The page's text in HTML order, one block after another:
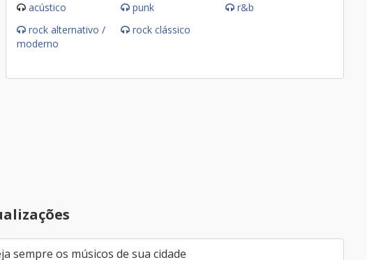
acústico punk
r&b
rock alternativo /
moderno
rock clássico
sempre os músicos de sua cidade